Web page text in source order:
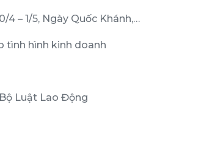
– 1/5, Ngày Quốc Khánh,…
tình hình kinh doanh
Luật Lao Động